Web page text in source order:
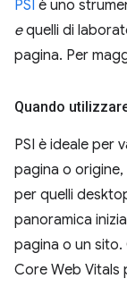
PSI è uno
equelli di
pagina. Per
Quando
PSI è ideale per
pagina o
per quelli
panoramica
pagina o un sito.
Core Web Vitals